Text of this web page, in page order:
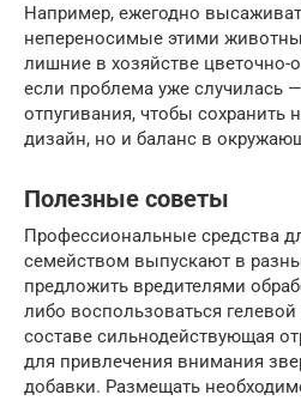
Например, ежегодно
непереносимые этими
лишние в хозяйстве цветочно-
если проблема уже случилась
отпугивания, чтобы
дизайн, но и баланс в
Полезные советы
Профессиональные средства
семейством выпускают в
предложить вредителями
либо воспользоваться
составе сильнодействующая
для привлечения внимания
добавки. Размещать